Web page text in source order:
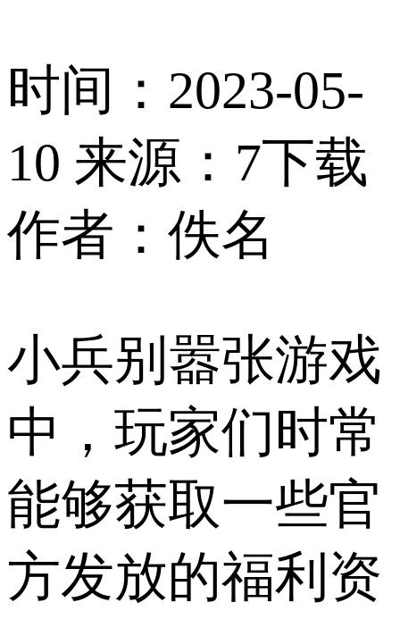
时间：2023-05-
10 来源：7下载
作者：佚名
小兵别嚣张游戏
中，玩家们时常
能够获取一些官
方发放的福利资